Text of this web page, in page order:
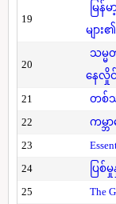
19
မြန်
မျာ
20
သမ္မ
နေလှိုင်
21 တစ်သ
22
ကမ္ဘ
23
24
ပြစ်
25
The